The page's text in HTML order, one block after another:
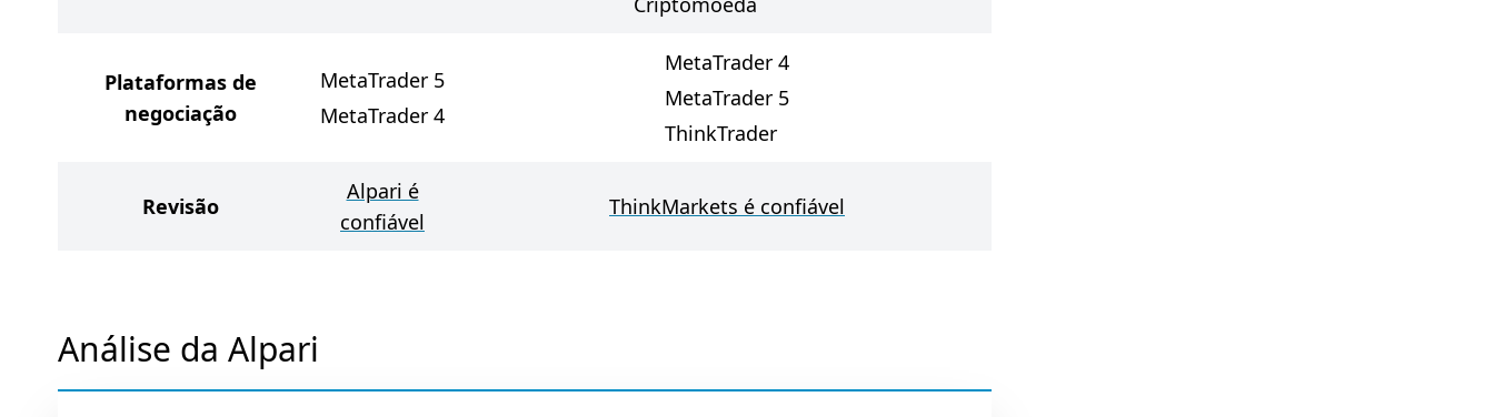
Plataformas de
negociação
MetaTrader 5
MetaTrader 4
MetaTrader 4
MetaTrader 5
ThinkTrader
Revisão
Alpari é
confiável
ThinkMarkets é confiável
Análise da Alpari